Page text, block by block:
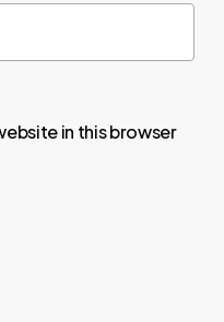
in this browser